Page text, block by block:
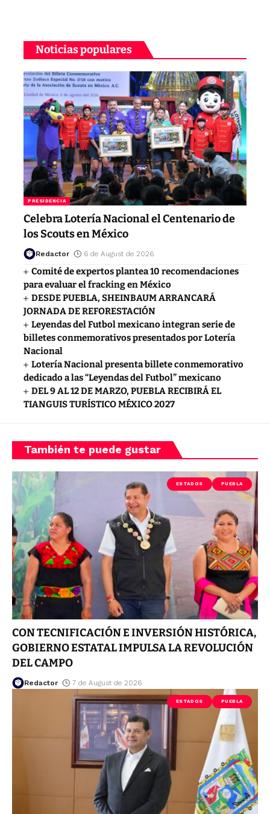
Noticias populares
PRESIDENCIA
Celebra Lotería Nacional el Centenario de
los Scouts en México
Redactor 6 de August de 2026
Comité de expertos plantea 10 recomendaciones
para evaluar el fracking en México
DESDE PUEBLA, SHEINBAUM ARRANCARÁ
JORNADA DE REFORESTACIÓN
Leyendas del Futbol mexicano integran serie de
billetes conmemorativos presentados por Lotería
Nacional
Lotería Nacional presenta billete conmemorativo
dedicado a las “Leyendas del Futbol” mexicano
DEL 9 AL 12 DE MARZO, PUEBLA RECIBIRÁ EL
TIANGUIS TURÍSTICO MÉXICO 2027
También te puede gustar
ESTADOS PUEBLA
CON TECNIFICACIÓN E INVERSIÓN HISTÓRICA,
GOBIERNO ESTATAL IMPULSA LA REVOLUCIÓN
DEL CAMPO
Redactor 7 de August de 2026
ESTADOS PUEBLA